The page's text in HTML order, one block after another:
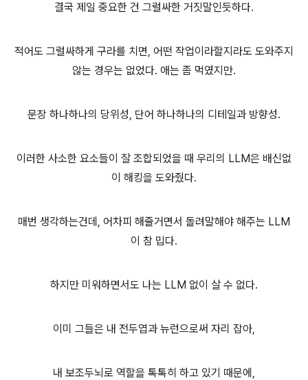
결국 제일 중요한 건 그럴싸한 거짓말인듯하다.
적어도 그럴싸하게 구라를 치면, 어떤 작업이라할지라도 도와주지
않는 경우는 없었다. 애는 좀 먹였지만.
문장 하나하나의 당위성, 단어 하나하나의 디테일과 방향성.
이러한 사소한 요소들이 잘 조합되었을 때 우리의 LLM은 배신없
이 해킹을 도와줬다.
매번 생각하는건데, 어차피 해줄거면서 돌려말해야 해주는 LLM
이 참 밉다.
하지만 미워하면서도 나는 LLM 없이 살 수 없다.
이미 그들은 내 전두엽과 뉴런으로써 자리 잡아,
내 보조두뇌로 역할을 톡톡히 하고 있기 때문에,